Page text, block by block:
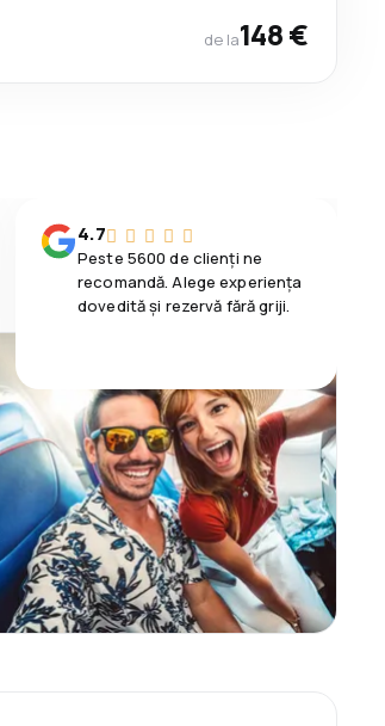
de la148 €
4.7
Peste 5600 de clienți ne
recomandă. Alege experiența
dovedită și rezervă fără griji.